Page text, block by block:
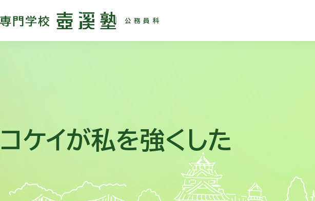
公務員科
コケイが私を強くした